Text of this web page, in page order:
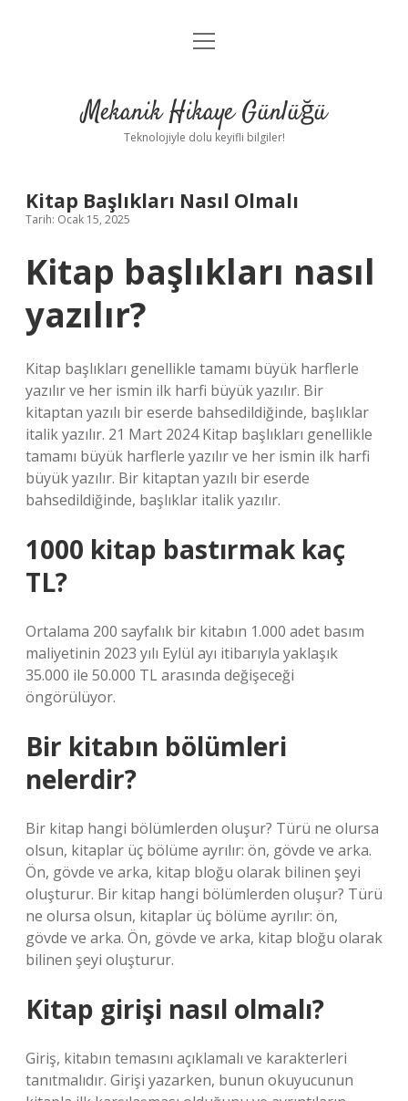
Anasayfa
Yasal Uyarı
menüyü
Mekanik Hikaye Günlüğü
Teknolojiyle dolu keyifli bilgiler!
Kitap Başlıkları Nasıl Olmalı
Tarih: Ocak 15, 2025
Kitap başlıkları nasıl
yazılır?
Kitap başlıkları genellikle tamamı büyük harflerle
yazılır ve her ismin ilk harfi büyük yazılır. Bir
kitaptan yazılı bir eserde bahsedildiğinde, başlıklar
italik yazılır. 21 Mart 2024 Kitap başlıkları genellikle
tamamı büyük harflerle yazılır ve her ismin ilk harfi
büyük yazılır. Bir kitaptan yazılı bir eserde
bahsedildiğinde, başlıklar italik yazılır.
1000 kitap bastırmak kaç
TL?
Ortalama 200 sayfalık bir kitabın 1.000 adet basım
maliyetinin 2023 yılı Eylül ayı itibarıyla yaklaşık
35.000 ile 50.000 TL arasında değişeceği
öngörülüyor.
Bir kitabın bölümleri
nelerdir?
Bir kitap hangi bölümlerden oluşur? Türü ne olursa
olsun, kitaplar üç bölüme ayrılır: ön, gövde ve arka.
Ön, gövde ve arka, kitap bloğu olarak bilinen şeyi
oluşturur. Bir kitap hangi bölümlerden oluşur? Türü
ne olursa olsun, kitaplar üç bölüme ayrılır: ön,
gövde ve arka. Ön, gövde ve arka, kitap bloğu olarak
bilinen şeyi oluşturur.
Kitap girişi nasıl olmalı?
Giriş, kitabın temasını açıklamalı ve karakterleri
tanıtmalıdır. Girişi yazarken, bunun okuyucunun